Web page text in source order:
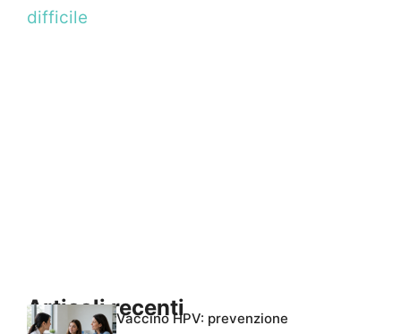
difficile
Articoli recentiVaccino HPV: prevenzione